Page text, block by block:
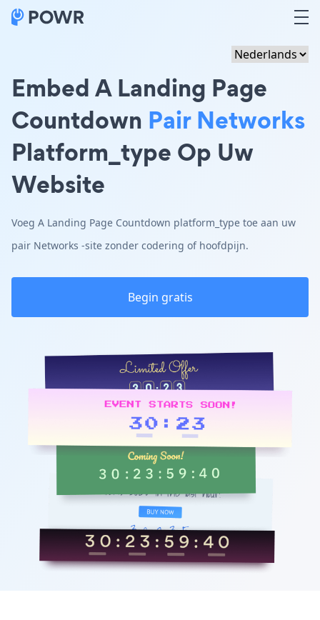
Embed A Landing Page
Countdown Pair Networks
Platform_type Op Uw
Website
Voeg A Landing Page Countdown platform_type toe aan uw
pair Networks -site zonder codering of hoofdpijn.
Begin gratis